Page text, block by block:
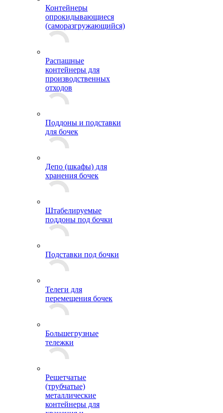
Контейнеры
опрокидывающиеся
(саморазгружающийся)
Распашные
контейнеры для
производственных
отходов
Поддоны и подставки
для бочек
Депо (шкафы) для
хранения бочек
Штабелируемые
поддоны под бочки
Подставки под бочки
Телеги для
перемещения бочек
Большегрузные
тележки
Решетчатые
(трубчатые)
металлические
контейнеры для